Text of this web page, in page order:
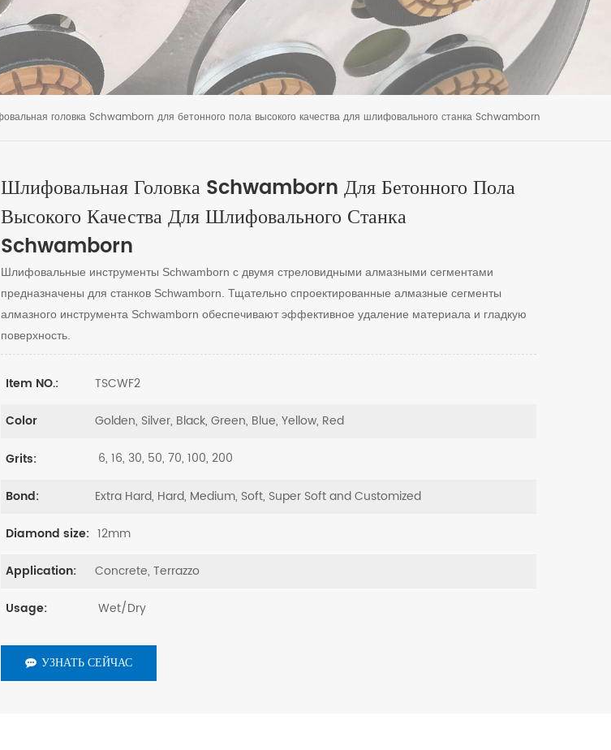
головка Schwamborn для бетонного пола высокого качества для шлифовального станка Schwamborn
Шлифовальная Головка Schwamborn Для Бетонного Пола
Высокого Качества Для Шлифовального Станка
Schwamborn
Шлифовальные инструменты Schwamborn с двумя стреловидными алмазными сегментами
предназначены для станков Schwamborn. Тщательно спроектированные алмазные сегменты
алмазного инструмента Schwamborn обеспечивают эффективное удаление материала и гладкую
поверхность.
Item NO.: TSCWF2
Color Golden, Silver, Black, Green, Blue, Yellow, Red
Grits: 6, 16, 30, 50, 70, 100, 200
Bond: Extra Hard, Hard, Medium, Soft, Super Soft and Customized
Diamond size: 12mm
Application: Concrete, Terrazzo
Usage: Wet/Dry
УЗНАТЬ СЕЙЧАС